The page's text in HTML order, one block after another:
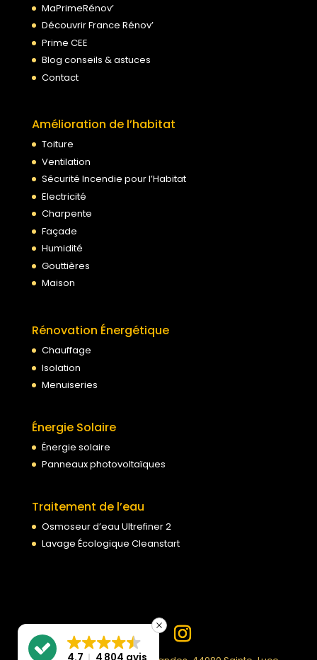
MaPrimeRénov’
Découvrir France Rénov’
Prime CEE
Blog conseils & astuces
Contact
Amélioration de l’habitat
Toiture
Ventilation
Sécurité Incendie pour l’Habitat
Electricité
Charpente
Façade
Humidité
Gouttières
Maison
Rénovation Énergétique
Chauffage
Isolation
Menuiseries
Énergie Solaire
Énergie solaire
Panneaux photovoltaïques
Traitement de l’eau
Osmoseur d’eau Ultrefiner 2
Lavage Écologique Cleanstart